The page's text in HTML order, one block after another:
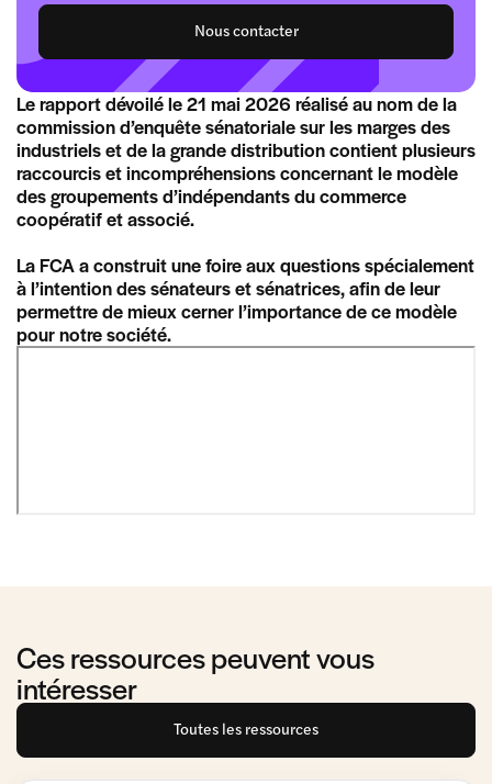
Nous contacter
Le rapport dévoilé le 21 mai 2026 réalisé au nom de la
commission d’enquête sénatoriale sur les marges des
industriels et de la grande distribution contient plusieurs
raccourcis et incompréhensions concernant le modèle
des groupements d’indépendants du commerce
coopératif et associé.
La FCA a construit une foire aux questions spécialement
à l’intention des sénateurs et sénatrices, afin de leur
permettre de mieux cerner l’importance de ce modèle
pour notre société.
Ces ressources peuvent vous
intéresser
Toutes les ressources